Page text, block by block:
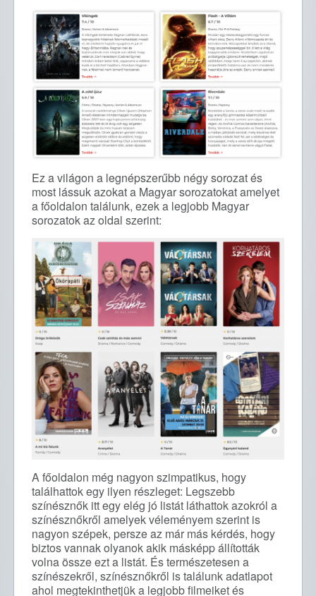
Ez a világon a legnépszerűbb négy sorozat és
most lássuk azokat a Magyar sorozatokat amelyet
a főoldalon találunk, ezek a legjobb Magyar
sorozatok az oldal szerint:
A főoldalon még nagyon szimpatikus, hogy
találhattok egy ilyen részleget: Legszebb
színésznők itt egy elég jó listát láthattok azokról a
színésznőkről amelyek véleményem szerint is
nagyon szépek, persze az már más kérdés, hogy
biztos vannak olyanok akik másképp állították
volna össze ezt a listát. És természetesen a
színészekről, színésznőkről is találunk adatlapot
ahol megtekinthetjük a legjobb filmeiket és